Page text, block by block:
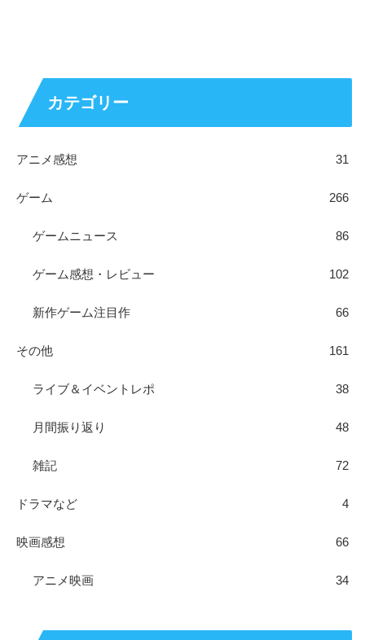
カテゴリー
アニメ感想 31
ゲーム 266
ゲームニュース 86
ゲーム感想・レビュー 102
新作ゲーム注目作 66
その他 161
ライブ＆イベントレポ 38
月間振り返り 48
雑記 72
ドラマなど 4
映画感想 66
アニメ映画 34